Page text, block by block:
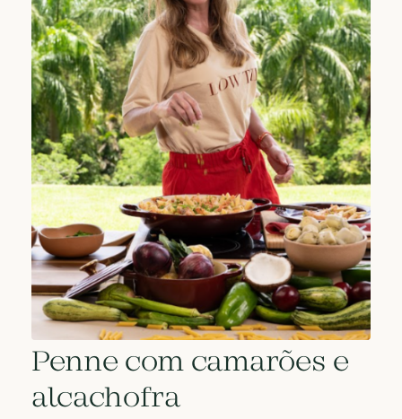
Penne com camarões e
alcachofra